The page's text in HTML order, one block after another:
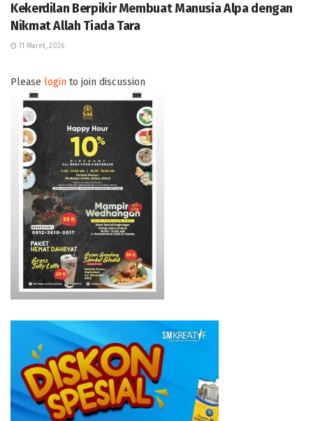
Kekerdilan Berpikir Membuat Manusia Alpa dengan
Nikmat Allah Tiada Tara
11 Maret, 2026
Please login to join discussion